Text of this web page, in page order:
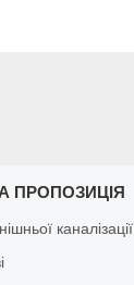
ПРОПОЗИЦІЯ
каналізації